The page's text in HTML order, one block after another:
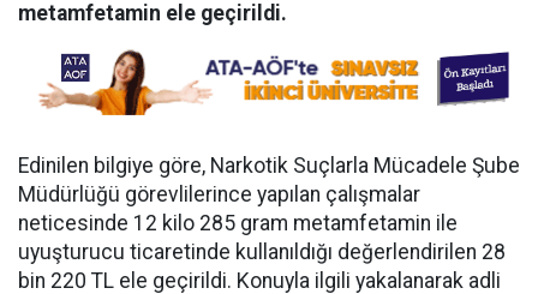
metamfetamin ele geçirildi.
Edinilen bilgiye göre, Narkotik Suçlarla Mücadele Şube
Müdürlüğü görevlilerince yapılan çalışmalar
neticesinde 12 kilo 285 gram metamfetamin ile
uyuşturucu ticaretinde kullanıldığı değerlendirilen 28
bin 220 TL ele geçirildi. Konuyla ilgili yakalanarak adli